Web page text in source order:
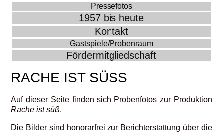
Pressefotos
1957 bis heute
Kontakt
Gastspiele/Probenraum
Fördermitgliedschaft
RACHE IST SÜSS
Auf dieser Seite finden sich Probenfotos zur Produktion
Rache ist süß.
Die Bilder sind honorarfrei zur Berichterstattung über die